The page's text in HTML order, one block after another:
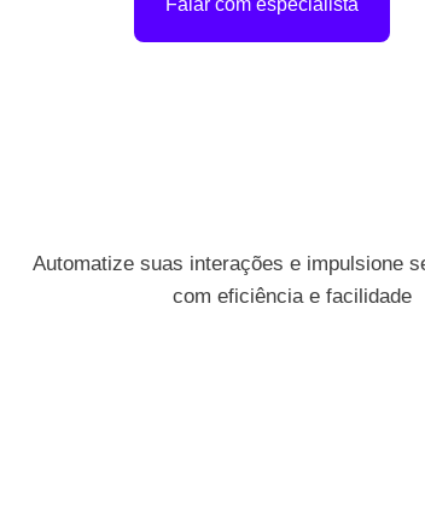
Falar com especialista
Automatize suas interações e impulsione
com eficiência e facilidade